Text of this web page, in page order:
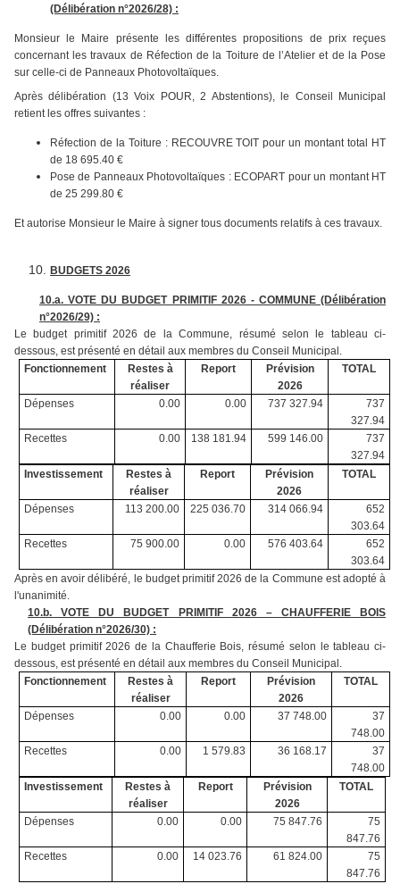
(Délibération n°2026/28) :
Monsieur le Maire présente les différentes propositions de prix reçues
concernant les travaux de Réfection de la Toiture de l’Atelier et de la Pose
sur celle-ci de Panneaux Photovoltaïques.
Après délibération (13 Voix POUR, 2 Abstentions), le Conseil Municipal
retient les offres suivantes :
Réfection de la Toiture : RECOUVRE TOIT pour un montant total HT
de 18 695.40 €
Pose de Panneaux Photovoltaïques : ECOPART pour un montant HT
de 25 299.80 €
Et autorise Monsieur le Maire à signer tous documents relatifs à ces travaux.
BUDGETS 2026
10.a.VOTE DU BUDGET PRIMITIF 2026 - COMMUNE (Délibération
n°2026/29) :
Le budget primitif 2026 de la Commune, résumé selon le tableau ci-
dessous, est présenté en détail aux membres du Conseil Municipal.
Fonctionnement
Restes à
réaliser
Report
Prévision
2026
TOTAL
Dépenses 0.00 0.00 737 327.94
737
327.94
Recettes
0.00 138 181.94 599 146.00
737
327.94
Investissement
Restes à
réaliser
Report
Prévision
2026
TOTAL
Dépenses 113 200.00 225 036.70 314 066.94
652
303.64
Recettes
75 900.00 0.00 576 403.64
652
303.64
Après en avoir délibéré, le budget primitif 2026 de la Commune est adopté à
l'unanimité.
10.b. VOTE DU BUDGET PRIMITIF 2026 – CHAUFFERIE BOIS
(Délibération n°2026/30) :
Le budget primitif 2026 de la Chaufferie Bois, résumé selon le tableau ci-
dessous, est présenté en détail aux membres du Conseil Municipal.
Fonctionnement
Restes à
réaliser
Report
Prévision
2026
TOTAL
Dépenses 0.00 0.00 37 748.00
37
748.00
Recettes
0.00 1 579.83 36 168.17
37
748.00
Investissement
Restes à
réaliser
Report
Prévision
2026
TOTAL
Dépenses 0.00 0.00 75 847.76
75
847.76
Recettes
0.00 14 023.76 61 824.00
75
847.76